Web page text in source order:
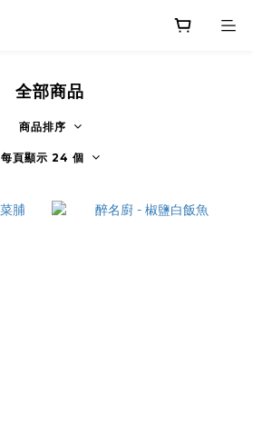
全部商品
商品排序
每頁顯示 24 個